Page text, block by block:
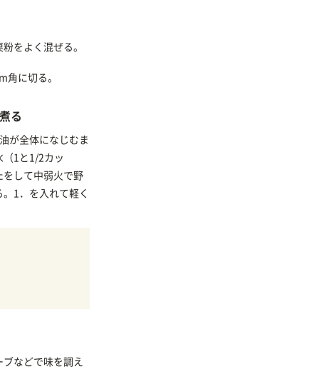
をよく混ぜる。
角に切る。
る
が全体になじむま
（1と1/2カッ
をして中弱火で野
1．を入れて軽く
などで味を調え